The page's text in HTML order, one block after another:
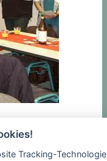
offiziell ihre
Als sie als junge
in Friedewald
Tracking-